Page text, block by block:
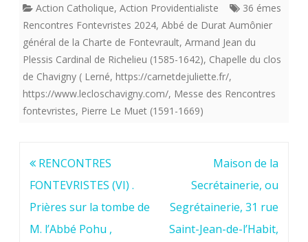
Action Catholique, Action Providentialiste
36 émes
Rencontres Fontevristes 2024, Abbé de Durat Aumônier
général de la Charte de Fontevrault, Armand Jean du
Plessis Cardinal de Richelieu (1585-1642), Chapelle du clos
de Chavigny ( Lerné, https://carnetdejuliette.fr/,
https://www.lecloschavigny.com/, Messe des Rencontres
fontevristes, Pierre Le Muet (1591-1669)
Navigation
de
l’article
RENCONTRES
FONTEVRISTES (VI) .
Prières sur la tombe de
M. l’Abbé Pohu ,
Maison de la
Secrétainerie, ou
Segrétainerie, 31 rue
Saint-Jean-de-l’Habit,